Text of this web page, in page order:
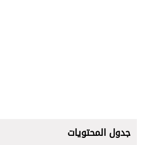
جدول المحتويات